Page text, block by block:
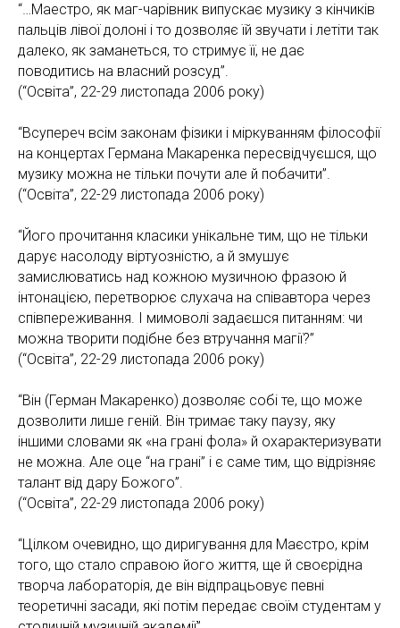
“…Маестро, як маг-чарівник випускає музику з кінчиків
пальців лівої долоні і то дозволяє їй звучати і летіти так
далеко, як заманеться, то стримує її, не дає
поводитись на власний розсуд”.
(“Освіта”, 22-29 листопада 2006 року)
“Всупереч всім законам фізики і міркуванням філософії
на концертах Германа Макаренка пересвідчуєшся, що
музику можна не тільки почути але й побачити”.
(“Освіта”, 22-29 листопада 2006 року)
“Його прочитання класики унікальне тим, що не тільки
дарує насолоду віртуозністю, а й змушує
замислюватись над кожною музичною фразою й
інтонацією, перетворює слухача на співавтора через
співпереживання. І мимоволі задаєшся питанням: чи
можна творити подібне без втручання магії?”
(“Освіта”, 22-29 листопада 2006 року)
“Він (Герман Макаренко) дозволяє собі те, що може
дозволити лише геній. Він тримає таку паузу, яку
іншими словами як «на грані фола» й охарактеризувати
не можна. Але оце “на грані” і є саме тим, що відрізняє
талант від дару Божого”.
(“Освіта”, 22-29 листопада 2006 року)
“Цілком очевидно, що диригування для Маєстро, крім
того, що стало справою його життя, ще й своєрідна
творча лабораторія, де він відпрацьовує певні
теоретичні засади, які потім передає своїм студентам у